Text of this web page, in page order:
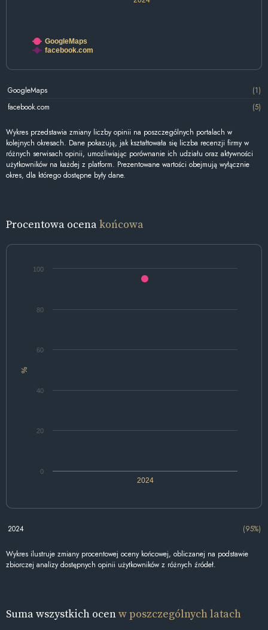
GoogleMaps
facebook.com
GoogleMaps
(1)
facebook.com
(5)
Wykres przedstawia zmiany liczby opinii na poszczególnych portalach w
kolejnych okresach. Dane pokazują, jak kształtowała się liczba recenzji firmy w
różnych serwisach opinii, umożliwiając porównanie ich udziału oraz aktywności
użytkowników na każdej z platform. Prezentowane wartości obejmują wyłącznie
okres, dla którego dostępne były dane.
Procentowa ocenakońcowa
%
2024
0
20
40
60
80
100
2024 (95%)
Wykres ilustruje zmiany procentowej oceny końcowej, obliczanej na podstawie
zbiorczej analizy dostępnych opinii użytkowników z różnych źródeł.
Suma wszystkich ocenw poszczególnych latach